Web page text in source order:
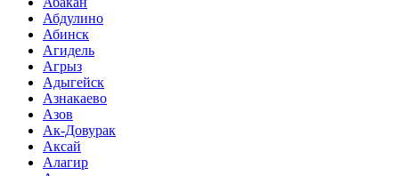
Абдулино
Абинск
Агидель
Агрыз
Адыгейск
Азнакаево
Азов
Ак-Довурак
Аксай
Алагир